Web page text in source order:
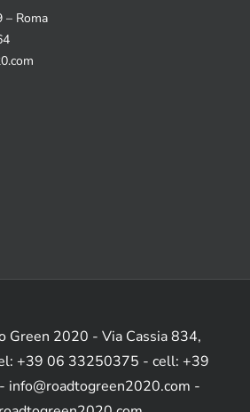
– Roma
Green 2020 - Via Cassia 834,
+39 06 33250375 - cell: +39
-